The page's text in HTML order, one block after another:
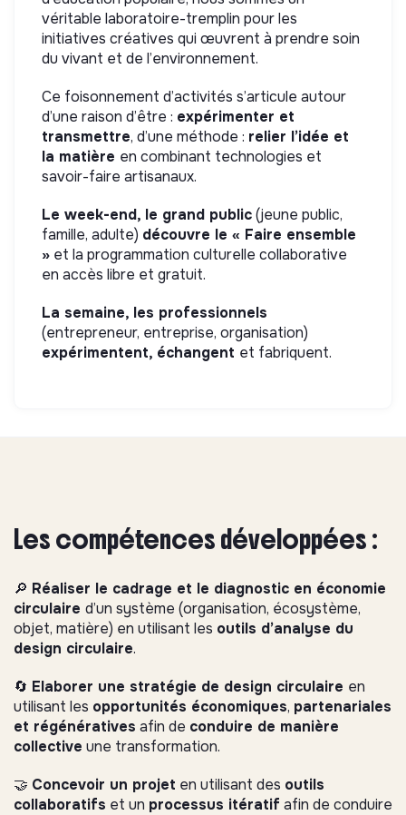
véritable laboratoire-tremplin pour les
initiatives créatives qui œuvrent à prendre soin
du vivant et de l’environnement.
Ce foisonnement d’activités s’articule autour
d’une raison d’être : expérimenter et
transmettre, d’une méthode : relier l’idée et
la matière en combinant technologies et
savoir-faire artisanaux.
Le week-end, le grand public(jeune public,
famille, adulte) découvre le « Faire ensemble
» et la programmation culturelle collaborative
en accès libre et gratuit.
La semaine, les professionnels
(entrepreneur, entreprise, organisation)
expérimentent, échangent et fabriquent.
Les compétences développées :
🔎 Réaliser le cadrage et le diagnostic en économie
circulaire d’un système (organisation, écosystème,
objet, matière) en utilisant les outils d’analyse du
design circulaire.
🔄 Elaborer une stratégie de design circulaire en
utilisant les opportunités économiques, partenariales
et régénératives afin de conduire de manière
collective une transformation.
🤝 Concevoir un projet en utilisant des outils
collaboratifs et un processus itératif afin de conduire